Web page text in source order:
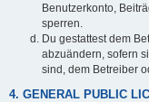
Benutzerkonto,
sperren.
Du gestattest dem
abzuändern, sofern
sind, dem Betreiber
4. GENERAL PUBLIC